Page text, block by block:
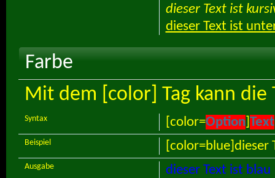
dieser Text ist
dieser Text ist
Farbe
Mit dem [color] Tag kann
[color=Option] Text
Syntax
Beispiel
dieser Text ist blau
Ausgabe